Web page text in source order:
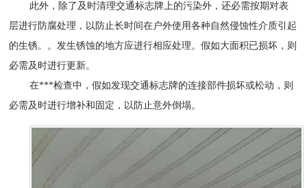
此外，除了及时清理交通标志牌上的污染外，还必需按期对表
层进行防腐处理，以防止长时间在户外使用各种自然侵蚀性介质引起
的生锈。。发生锈蚀的地方应进行相应处理。假如大面积已损坏，则
必需及时进行更新。
在***检查中，假如发现交通标志牌的连接部件损坏或松动，则
必需及时进行增补和固定，以防止意外倒塌。